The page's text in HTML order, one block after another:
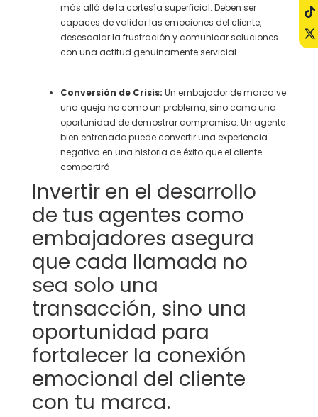
más allá de la cortesía superficial. Deben ser
capaces de validar las emociones del cliente,
desescalar la frustración y comunicar soluciones
con una actitud genuinamente servicial.
Conversión de Crisis: Un embajador de marca ve
una queja no como un problema, sino como una
oportunidad de demostrar compromiso. Un agente
bien entrenado puede convertir una experiencia
negativa en una historia de éxito que el cliente
compartirá.
Invertir en el desarrollo
de tus agentes como
embajadores asegura
que cada llamada no
sea solo una
transacción, sino una
oportunidad para
fortalecer la conexión
emocional del cliente
con tu marca.